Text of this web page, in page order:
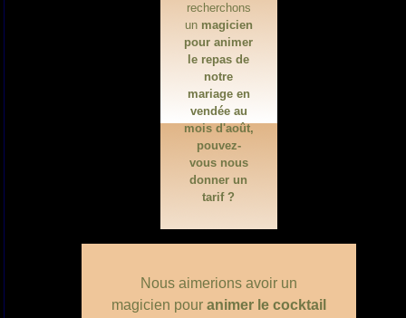
recherchons
un magicien
pour animer
le repas de
notre
mariage en
vendée au
mois d'août,
pouvez-
vous nous
donner un
tarif ?
Nous aimerions avoir un
magicien pour animer le cocktail